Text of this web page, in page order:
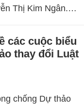
Thị Kim Ngân.…
các cuộc biểu
thay đổi Luật
chống Dự thảo